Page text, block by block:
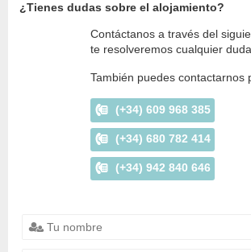
¿Tienes dudas sobre el alojamiento?
Contáctanos a través del
te resolveremos cualquier
También puedes contactarnos
(+34) 609 968 385
(+34) 680 782 414
(+34) 942 840 646